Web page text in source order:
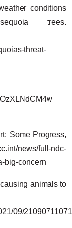
conditions
trees.
threat-
Some Progress,
news/full-ndc-
big-concern
animals to
09/